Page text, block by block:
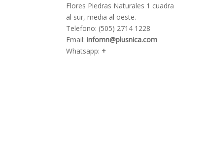
Flores Piedras Naturales 1 cuadra
al sur, media al oeste.
Telefono: (505) 2714 1228
Email:infomn@plusnica.com
Whatsapp: +